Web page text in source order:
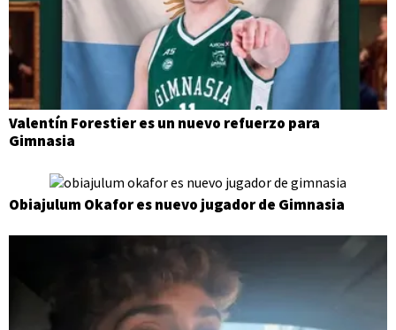
Valentín Forestier es un nuevo refuerzo para
Gimnasia
Obiajulum Okafor es nuevo jugador de Gimnasia